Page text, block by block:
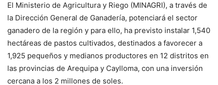
El Ministerio de Agricultura y Riego (MINAGRI), a través de
la Dirección General de Ganadería, potenciará el sector
ganadero de la región y para ello, ha previsto instalar 1,540
hectáreas de pastos cultivados, destinados a favorecer a
1,925 pequeños y medianos productores en 12 distritos en
las provincias de Arequipa y Caylloma, con una inversión
cercana a los 2 millones de soles.